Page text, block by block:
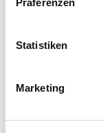
Präferenzen
Statistiken
Marketing
Schnelle
Flexible